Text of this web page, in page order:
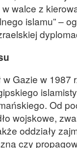
walce z
islamu” –
w Gazie w 1987
Od
wojskowe,
oddziały
czy